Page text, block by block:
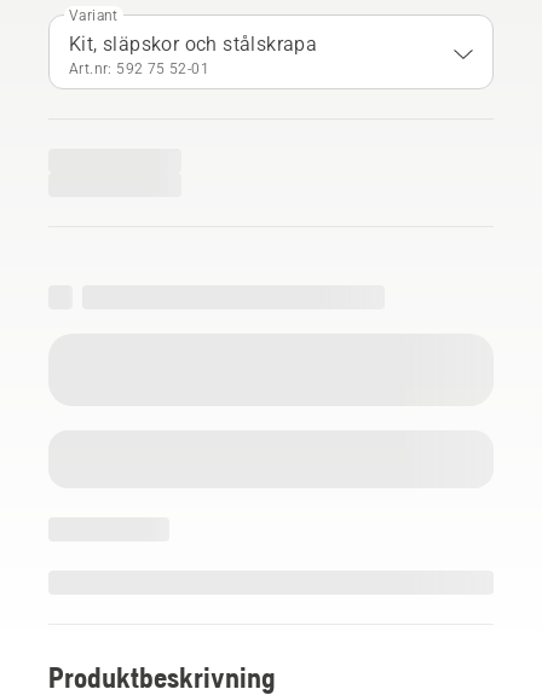
Variant
Kit, släpskor och stålskrapa
Art.nr: 592 75 52‑01
Produktbeskrivning